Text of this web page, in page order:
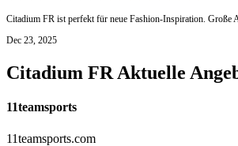
Citadium FR ist perfekt für neue Fashion-Inspiration. Große
Dec 23, 2025
Citadium FR Aktuelle
11teamsports
11teamsports.com